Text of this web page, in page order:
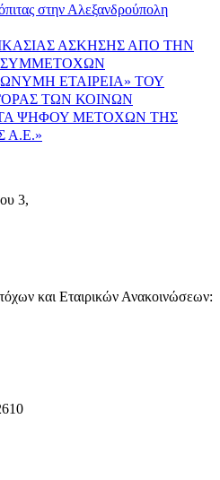
στην Αλεξανδρούπολη
ΑΣΚΗΣΗΣ ΑΠΟ ΤΗΝ
ΣΥΜΜΕΤΟΧΩΝ
ΕΤΑΙΡΕΙΑ» ΤΟΥ
ΤΩΝ ΚΟΙΝΩΝ
ΨΗΦΟΥ ΜΕΤΟΧΩΝ ΤΗΣ
Α.Ε.»
3,
και Εταιρικών Ανακοινώσεων: